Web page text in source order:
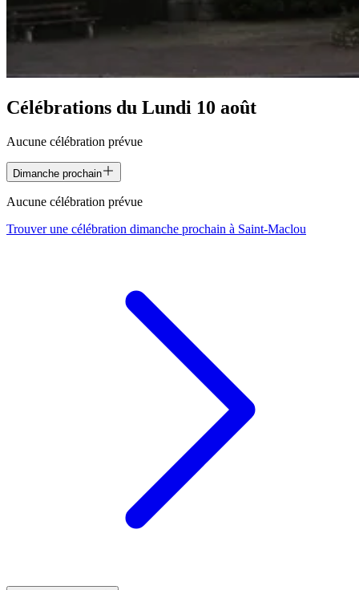
Célébrations du Lundi 10 août
Aucune célébration prévue
Dimanche prochain
Aucune célébration prévue
Trouver une célébration dimanche prochain à Saint-Maclou